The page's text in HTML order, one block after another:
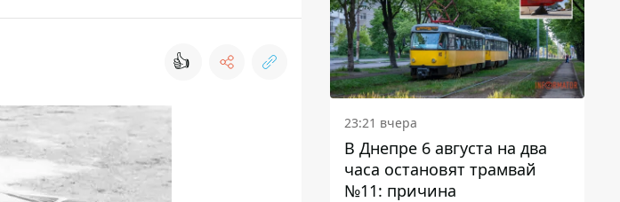
👍
23:21 вчера
В Днепре 6 августа на два
часа остановят трамвай
№11: причина